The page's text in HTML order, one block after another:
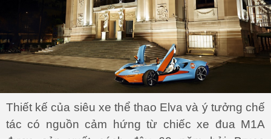
Thiết kế của siêu xe thể thao Elva và ý tưởng chế
tác có nguồn cảm hứng từ chiếc xe đua M1A